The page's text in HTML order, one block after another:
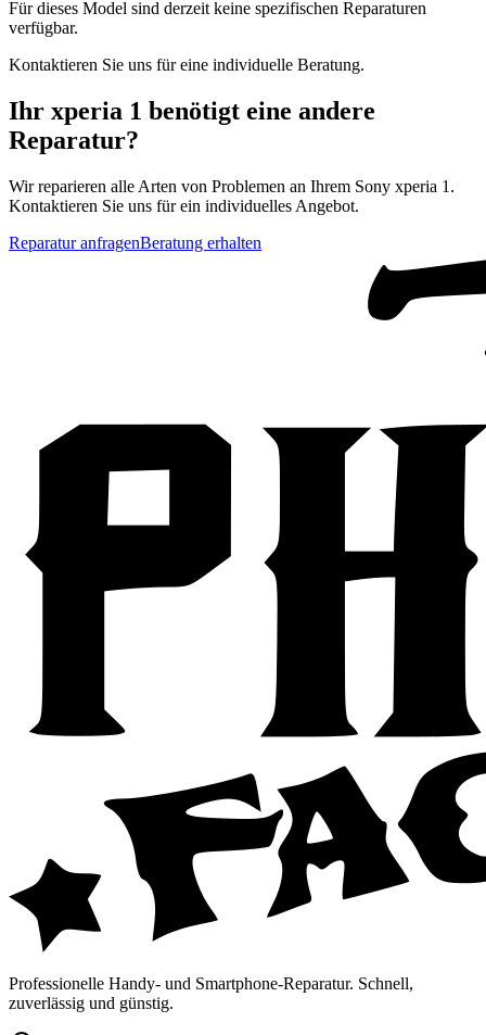
Für dieses Model sind derzeit keine spezifischen Reparaturen
verfügbar.
Kontaktieren Sie uns für eine individuelle Beratung.
Ihr xperia 1 benötigt eine andere
Reparatur?
Wir reparieren alle Arten von Problemen an Ihrem Sony xperia 1 .
Kontaktieren Sie uns für ein individuelles Angebot.
Reparatur anfragenBeratung erhalten
Professionelle Handy- und Smartphone-Reparatur. Schnell,
zuverlässig und günstig.